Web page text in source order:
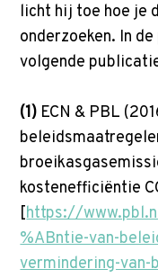
licht hij toe hoe je
onderzoeken. In
volgende
(1) ECN & PBL
kostenefficiëntie
[https://
%ABntie-van-
vermindering-